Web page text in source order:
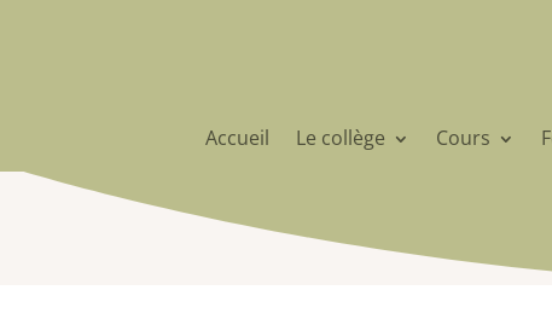
Accueil Le collège Cours